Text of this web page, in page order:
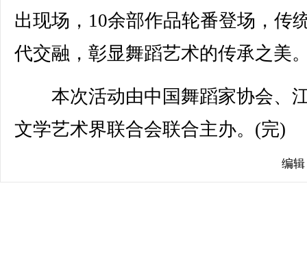
出现场，10余部作品轮番登场，传
代交融，彰显舞蹈艺术的传承之美
本次活动由中国舞蹈家协会、
文学艺术界联合会联合主办。(完)
编